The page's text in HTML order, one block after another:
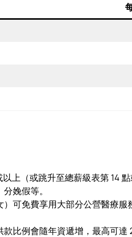
上（或跳升至總薪級表第 14 點
娩假等。
可免費享用大部分公營醫療
比例會隨年資遞增，最高可達